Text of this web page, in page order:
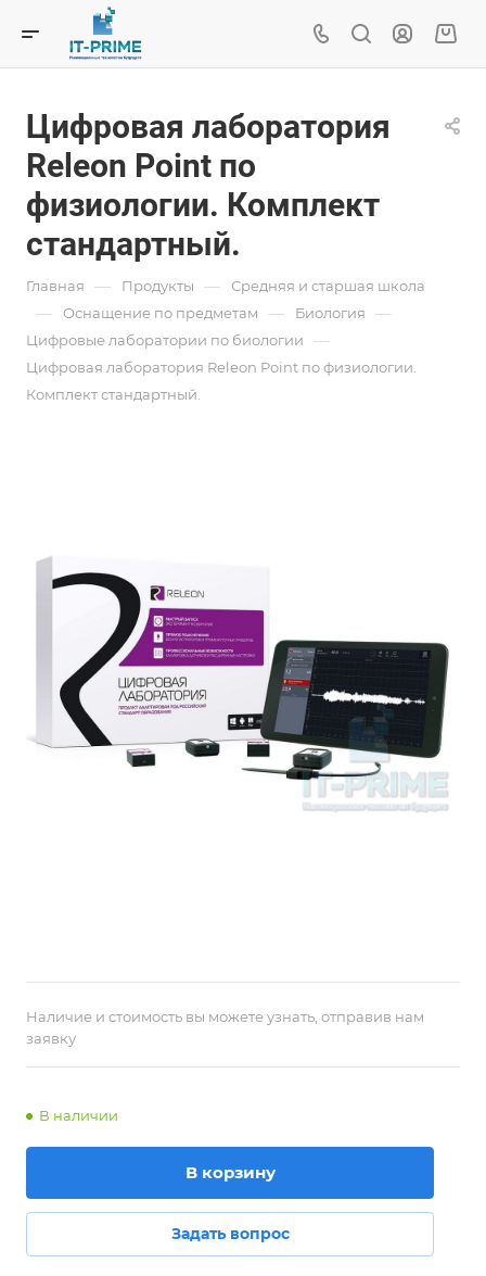
Цифровая лаборатория
Releon Point по
физиологии. Комплект
стандартный.
Главная — Продукты — Средняя и старшая школа
— Oснащение по предметам — Биология —
Цифровые лаборатории по биологии —
Цифровая лаборатория Releon Point по физиологии.
Комплект стандартный.
Наличие и стоимость вы можете узнать, отправив нам
заявку
В наличии
В корзину
Задать вопрос